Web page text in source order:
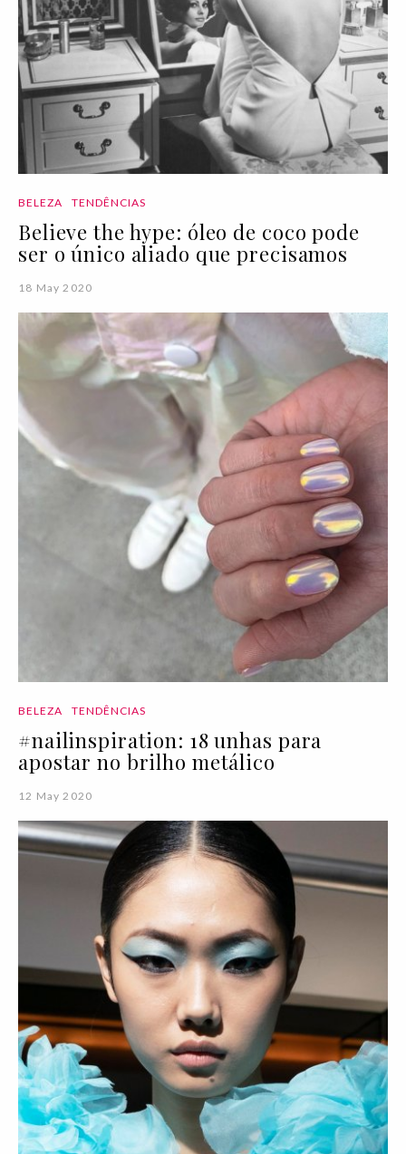
BELEZA TENDÊNCIAS
Believe the hype: óleo de coco pode
ser o único aliado que precisamos
18 May 2020
BELEZA TENDÊNCIAS
#nailinspiration: 18 unhas para
apostar no brilho metálico
12 May 2020